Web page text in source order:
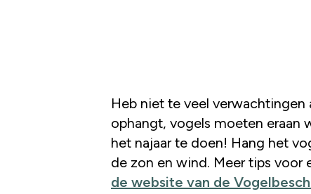
Heb niet te veel verwachtingen
ophangt, vogels moeten eraan
het najaar te doen! Hang het
de zon en wind. Meer tips voor
de website van de